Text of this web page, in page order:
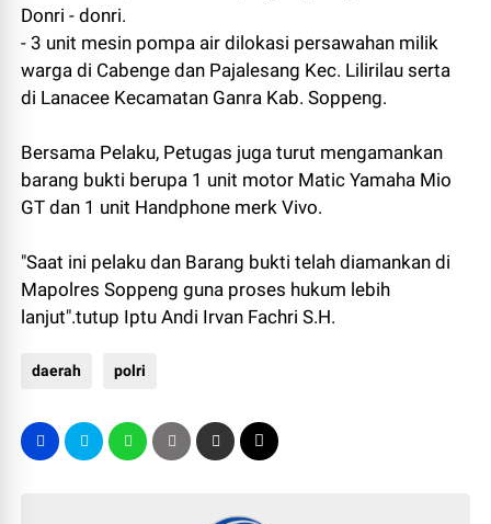
Donri - donri.
- 3 unit mesin pompa air dilokasi persawahan milik
warga di Cabenge dan Pajalesang Kec. Lilirilau serta
di Lanacee Kecamatan Ganra Kab. Soppeng.
Bersama Pelaku, Petugas juga turut mengamankan
barang bukti berupa 1 unit motor Matic Yamaha Mio
GT dan 1 unit Handphone merk Vivo.
"Saat ini pelaku dan Barang bukti telah diamankan di
Mapolres Soppeng guna proses hukum lebih
lanjut".tutup Iptu Andi Irvan Fachri S.H.
daerah polri